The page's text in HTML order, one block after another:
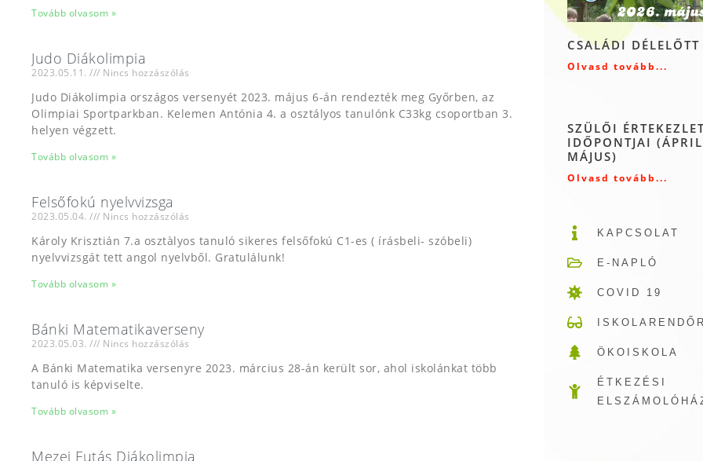
Tovább olvasom »
Judo Diákolimpia
2023.05.11. Nincs hozzászólás
Judo Diákolimpia országos versenyét 2023. május 6-án rendezték meg Győrben, az
Olimpiai Sportparkban. Kelemen Antónia 4. a osztályos tanulónk C33kg csoportban 3.
helyen végzett.
Tovább olvasom »
Felsőfokú nyelvvizsga
2023.05.04. Nincs hozzászólás
Károly Krisztián 7.a osztàlyos tanuló sikeres felsőfokú C1-es ( írásbeli- szóbeli)
nyelvvizsgát tett angol nyelvből. Gratulálunk!
Tovább olvasom »
Bánki Matematikaverseny
2023.05.03. Nincs hozzászólás
A Bánki Matematika versenyre 2023. március 28-án került sor, ahol iskolánkat több
tanuló is képviselte.
Tovább olvasom »
Mezei Futás Diákolimpia
CSALÁDI DÉLELŐTT
Olvasd tovább...
SZÜLŐI
IDŐPONTJAI
MÁJUS)
Olvasd tovább...
KAPCSOLAT
E-NAPLÓ
COVID 19
ÖKOISKOLA
ÉTKEZÉSI